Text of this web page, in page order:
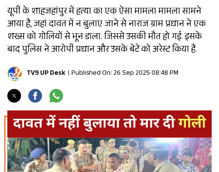
यूपी के शाहजहांपुर में हत्या का एक ऐसा मामला मामला सामने
आया है, जहां दावत में न बुलाए जाने से नाराज ग्राम प्रधान ने एक
शख्स को गोलियों से भून डाला. जिससे उसकी मौत हो गई. इसके
बाद पुलिस ने आरोपी प्रधान और उसके बेटे को अरेस्ट किया है.
TV9 UP Desk Published On: 26 Sep 2025 08:48 PM